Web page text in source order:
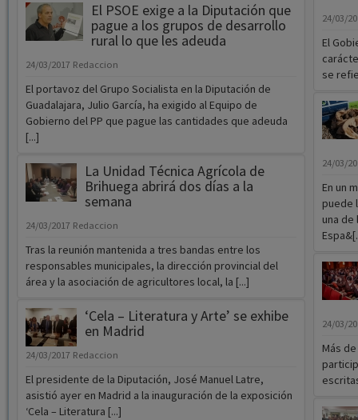
El PSOE exige a la Diputación que
pague a los grupos de desarrollo
rural lo que les adeuda
24/03/2017 Redaccion
El portavoz del Grupo Socialista en la Diputación de
Guadalajara, Julio García, ha exigido al Equipo de
Gobierno del PP que pague las cantidades que adeuda
[...]
La Unidad Técnica Agrícola de
Brihuega abrirá dos días a la
semana
24/03/2017 Redaccion
Tras la reunión mantenida a tres bandas entre los
responsables municipales, la dirección provincial del
área y la asociación de agricultores local, la [...]
‘Cela – Literatura y Arte’ se exhibe
en Madrid
24/03/2017 Redaccion
El presidente de la Diputación, José Manuel Latre,
asistió ayer en Madrid a la inauguración de la exposición
‘Cela – Literatura [...]
24/03/
El
se
24/03/
En un
puede
una
24/03/
Más